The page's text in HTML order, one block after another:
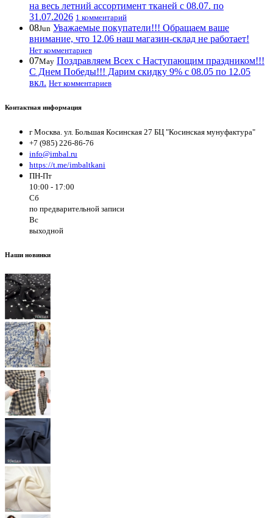
на весь летний ассортимент тканей с 08.07. по
31.07.2026 1 комментарий
08Jun Уважаемые покупатели!!! Обращаем ваше
внимание, что 12.06 наш магазин-склад не работает!
Нет комментариев
07May Поздравляем Всех с Наступающим праздником!!!
С Днем Победы!!! Дарим скидку 9% с 08.05 по 12.05
вкл. Нет комментариев
Контактная информация
г Москва. ул. Большая Косинская 27 БЦ "Косинская мунуфактура"
+7 (985) 226-86-76
info@imbal.ru
https://t.me/imbaltkani
ПН-Пт
10:00 - 17:00
Сб
по предварительной записи
Вс
выходной
Наши новинки